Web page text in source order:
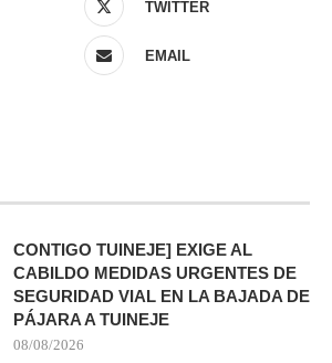
TWITTER
EMAIL
CONTIGO TUINEJE] EXIGE AL
CABILDO MEDIDAS URGENTES DE
SEGURIDAD VIAL EN LA BAJADA DE
PÁJARA A TUINEJE
08/08/2026